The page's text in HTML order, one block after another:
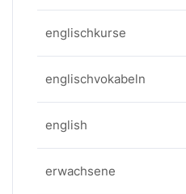
englischkurse
englischvokabeln
english
erwachsene